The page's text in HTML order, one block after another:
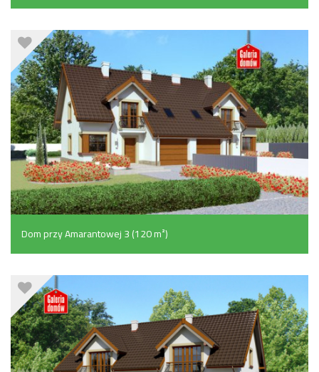
Dom przy Amarantowej 3 (120 m²)